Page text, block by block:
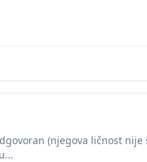
(njegova ličnost nije